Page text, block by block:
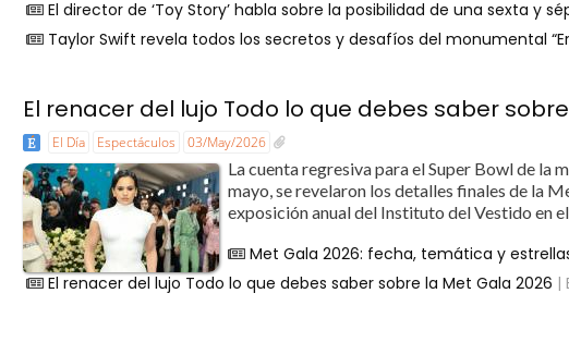
El director de ‘Toy Story’ habla sobre la posibilidad de una sexta y
Taylor Swift revela todos los secretos y desafíos del monumental
El renacer del lujo Todo lo que debes saber
El Día Espectáculos 03/May/2026
La cuenta regresiva para el Super Bowl de la
mayo, se revelaron los detalles finales de la
exposición anual del Instituto del Vestido en
Met Gala 2026: fecha, temática y
El renacer del lujo Todo lo que debes saber sobre la Met Gala 2026 |